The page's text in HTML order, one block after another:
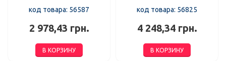
код товара: 56587
2 978,43 грн.
В КОРЗИНУ
код товара: 56825
4 248,34 грн.
В КОРЗИНУ